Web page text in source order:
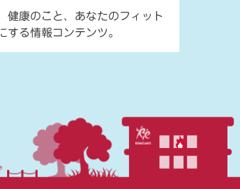
健康のこと、あなたのフィット
する情報コンテンツ。